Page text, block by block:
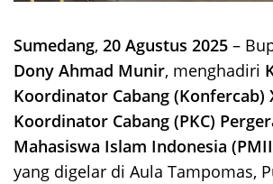
Sumedang, 20 Agustus 2025 –
Dony Ahmad Munir, menghadiri
Koordinator Cabang (Konfercab)
Koordinator Cabang (PKC)
Mahasiswa Islam Indonesia
yang digelar di Aula Tampomas,